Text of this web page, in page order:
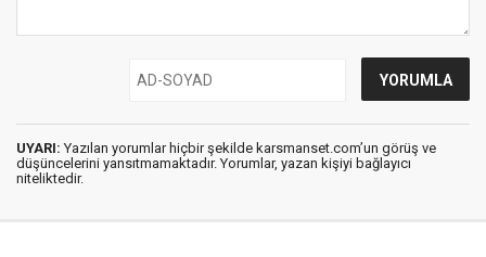
UYARI: Yazılan yorumlar hiçbir şekilde karsmanset.com’un görüş ve
düşüncelerini yansıtmamaktadır. Yorumlar, yazan kişiyi bağlayıcı
niteliktedir.